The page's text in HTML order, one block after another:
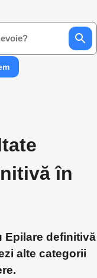
în
Epilare definitivă
alte categorii